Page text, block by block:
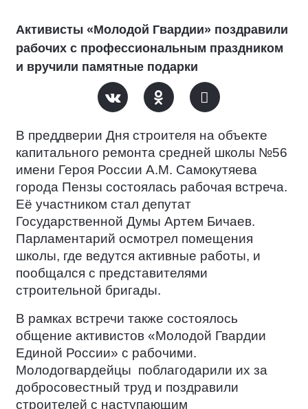
Активисты «Молодой Гвардии» поздравили
рабочих с профессиональным праздником
и вручили памятные подарки
В преддверии Дня строителя на объекте
капитального ремонта средней школы №56
имени Героя России А.М. Самокутяева
города Пензы состоялась рабочая встреча.
Её участником стал депутат
Государственной Думы Артем Бичаев.
Парламентарий осмотрел помещения
школы, где ведутся активные работы, и
пообщался с представителями
строительной бригады.
В рамках встречи также состоялось
общение активистов «Молодой Гвардии
Единой России» с рабочими.
Молодогвардейцы поблагодарили их за
добросовестный труд и поздравили
строителей с наступающим